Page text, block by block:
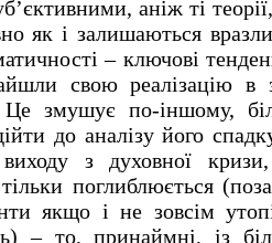
аніж ті
як і залишаються
– ключові
свою реалізацію в
змушує по-іншому,
до аналізу його
з духовної
поглиблюється
якщо і не зовсім
– то, принаймні, із